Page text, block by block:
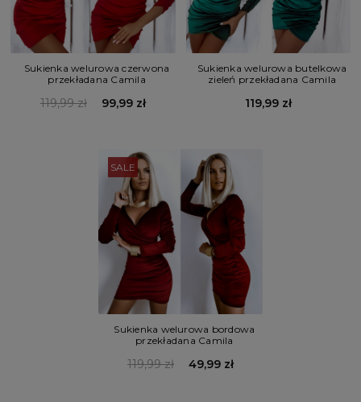
Sukienka welurowa czerwona
przekładana Camila
119,99 zł 99,99 zł
Sukienka welurowa butelkowa
zieleń przekładana Camila
119,99 zł
SALE
Sukienka welurowa bordowa
przekładana Camila
119,99 zł 49,99 zł